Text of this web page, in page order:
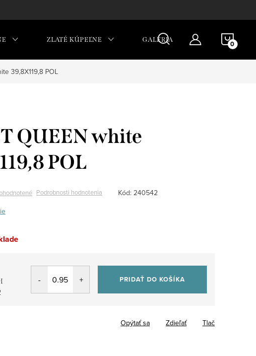
ZLATÉ KÚPEĽNE GALÉRIA
39,8X119,8 POL
QUEEN white
POL
Podrobnosti hodnotenia Kód: 240542
PRIDAŤ DO KOŠÍKA
Tlač
Opýtať sa Zdieľať